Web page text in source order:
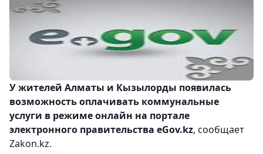
У жителей Алматы и Кызылорды появилась
возможность оплачивать коммунальные
услуги в режиме онлайн на портале
электронного правительства eGov.kz, сообщает
Zakon.kz.